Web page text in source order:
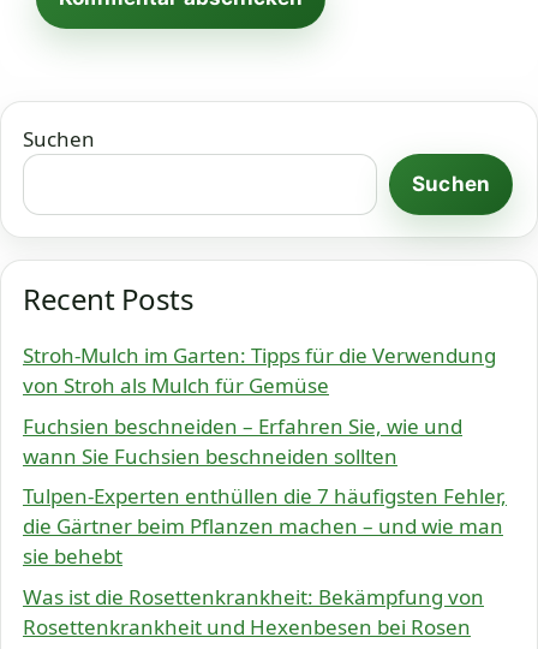
Suchen
Suchen
Recent Posts
Stroh-Mulch im Garten: Tipps für die Verwendung
von Stroh als Mulch für Gemüse
Fuchsien beschneiden – Erfahren Sie, wie und
wann Sie Fuchsien beschneiden sollten
Tulpen-Experten enthüllen die 7 häufigsten Fehler,
die Gärtner beim Pflanzen machen – und wie man
sie behebt
Was ist die Rosettenkrankheit: Bekämpfung von
Rosettenkrankheit und Hexenbesen bei Rosen